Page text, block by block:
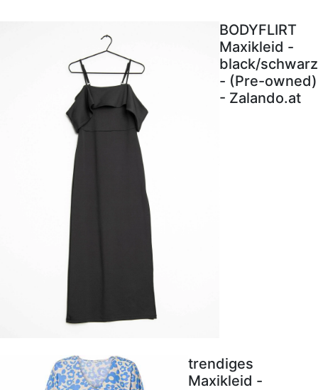
BODYFLIRT
Maxikleid -
black/schwarz
- (Pre-owned)
- Zalando.at
trendiges
Maxikleid -